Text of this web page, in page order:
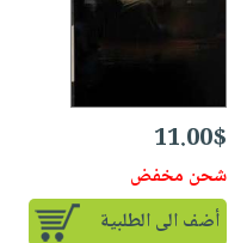
11.00$
شحن مخفض
أضف الى الطلبية